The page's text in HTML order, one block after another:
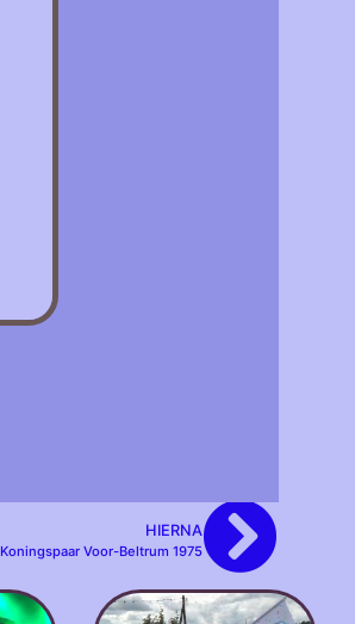
HIERNA
Koningspaar Voor-Beltrum 1975